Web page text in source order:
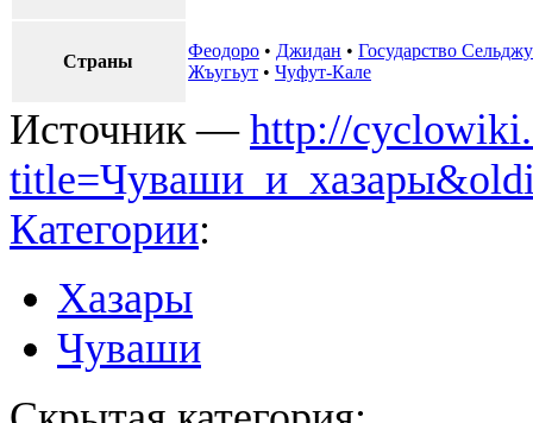
Страны
Феодоро • Джидан • Государство
Жъугьут • Чуфут-Кале
Источник — http://
Категории:
Хазары
Чуваши